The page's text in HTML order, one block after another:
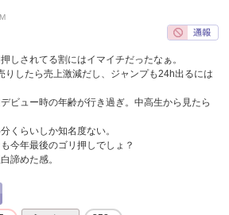
しされてる割にはイマイチだったなぁ。
りしたら売上激減だし、ジャンプも24h出るには
ビュー時の年齢が行き過ぎ。中高生から見たら
くらいしか知名度ない。
今年最後のゴリ押しでしょ？
諦めた感。